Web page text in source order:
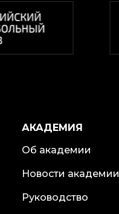
АКАДЕМИЯ
Об академии
Новости академии
Руководство